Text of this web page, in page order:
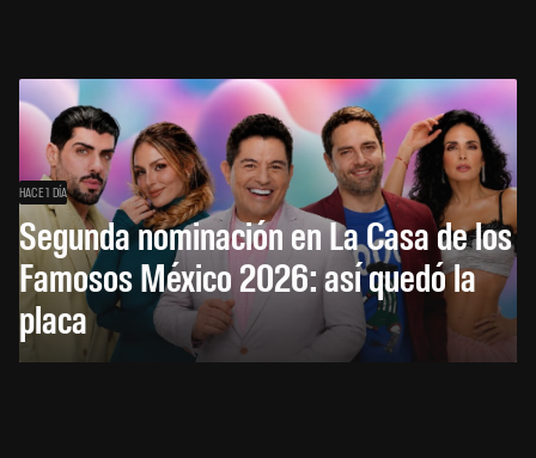
HACE 1 DÍA
Segunda nominación en La Casa de los
Famosos México 2026: así quedó la
placa